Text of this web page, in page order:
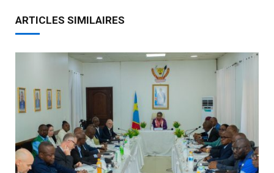
ARTICLES SIMILAIRES